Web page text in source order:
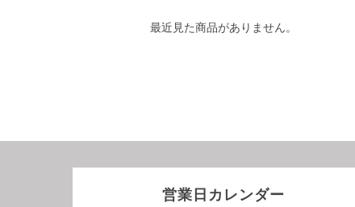
最近見た商品がありません。
営業日カレンダー